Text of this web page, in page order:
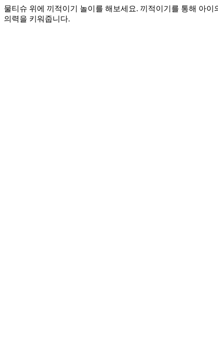
물티슈 위에 끼적이기 놀이를 해보세요. 끼적이기를 통해 아
의력을 키워줍니다.